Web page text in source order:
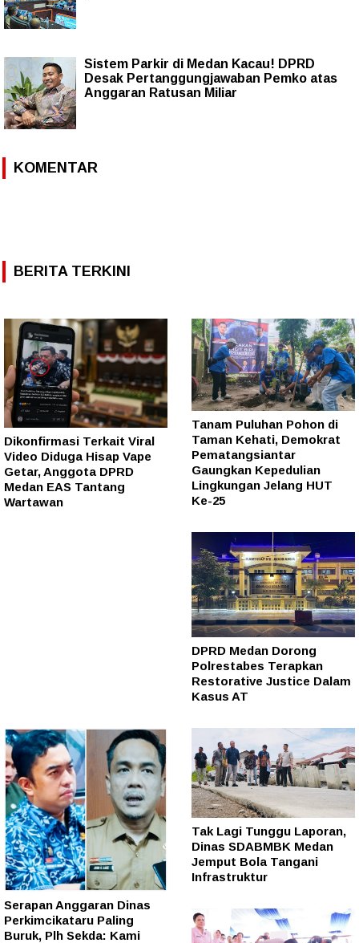
Sistem Parkir di Medan Kacau! DPRD
Desak Pertanggungjawaban Pemko atas
Anggaran Ratusan Miliar
KOMENTAR
BERITA TERKINI
Dikonfirmasi Terkait Viral
Video Diduga Hisap Vape
Getar, Anggota DPRD
Medan EAS Tantang
Wartawan
Tanam Puluhan Pohon di
Taman Kehati, Demokrat
Pematangsiantar
Gaungkan Kepedulian
Lingkungan Jelang HUT
Ke-25
DPRD Medan Dorong
Polrestabes Terapkan
Restorative Justice Dalam
Kasus AT
Serapan Anggaran Dinas
Perkimcikataru Paling
Buruk, Plh Sekda: Kami
Tak Lagi Tunggu Laporan,
Dinas SDABMBK Medan
Jemput Bola Tangani
Infrastruktur